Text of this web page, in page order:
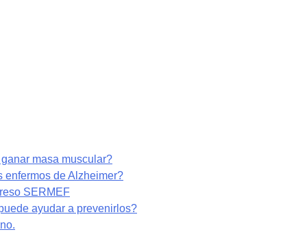
masa muscular?
enfermos de Alzheimer?
SERMEF
ayudar a prevenirlos?